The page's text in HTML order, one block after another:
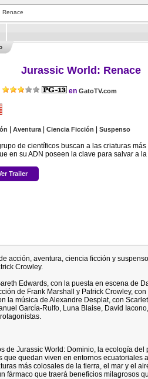
Renace
Jurassic World: Renace
en GatoTV.com
Aventura| Ciencia Ficción Suspenso
de científicos buscan a las criaturas
en su ADN poseen la clave para salvar a
Trailer
acción, aventura, ciencia ficción y
Crowley.
Edwards, con la puesta en escena de
de Frank Marshall y Patrick Crowley,
la música de Alexandre Desplat, con
García-Rulfo, Luna Blaise, David
de Jurassic World: Dominio, la ecología
que quedan viven en entornos ecuatoriales
más colosales de la tierra, el mar y el
fármaco que traerá beneficios milagrosos